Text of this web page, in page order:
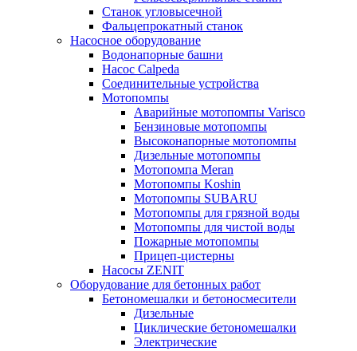
Станок угловысечной
Фальцепрокатный станок
Насосное оборудование
Водонапорные башни
Насос Calpeda
Соединительные устройства
Мотопомпы
Аварийные мотопомпы Varisco
Бензиновые мотопомпы
Высоконапорные мотопомпы
Дизельные мотопомпы
Мотопомпа Meran
Мотопомпы Koshin
Мотопомпы SUBARU
Мотопомпы для грязной воды
Мотопомпы для чистой воды
Пожарные мотопомпы
Прицеп-цистерны
Насосы ZENIT
Оборудование для бетонных работ
Бетономешалки и бетоносмесители
Дизельные
Циклические бетономешалки
Электрические